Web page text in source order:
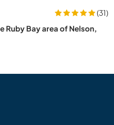
(31)
Ruby Bay area of Nelson,